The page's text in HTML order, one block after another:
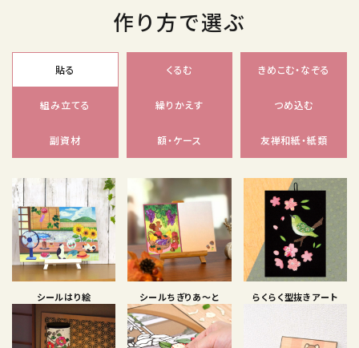
作り方で選ぶ
貼る くるむ きめこむ・なぞる
組み立てる 繰りかえす つめ込む
副資材 額・ケース 友禅和紙・紙類
シールはり絵 シールちぎりあ〜と らくらく型抜きアート